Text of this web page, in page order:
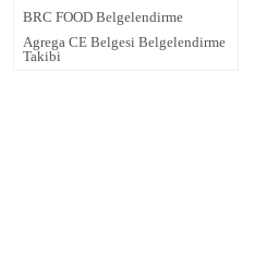
BRC FOOD Belgelendirme
Agrega CE Belgesi Belgelendirme
Takibi